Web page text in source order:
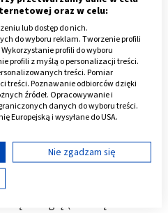
wykorzystania w danym
dla każdego pacjenta,
przeciwwskazania.
opisująca gęstość
energię (liczoną w
oraz w celu:
lub dostęp do nich.
do wyboru reklam. Tworzenie profili
profili do wyboru
profili z myślą o personalizacji treści.
treści. Pomiar
treści. Poznawanie odbiorców dzięki
źródeł. Opracowywanie i
danych do wyboru treści.
Europejską i wysyłane do USA.
IAB)
celach:
na urządzeniu lub
Nie zgadzam się